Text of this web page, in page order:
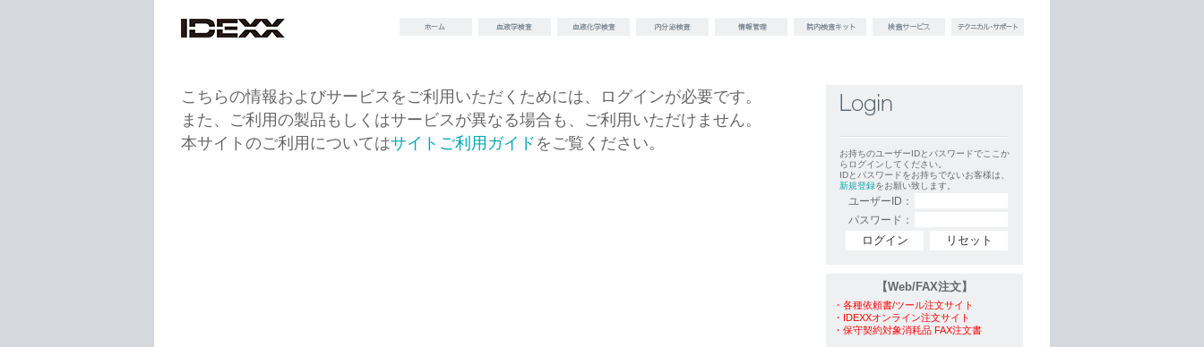
お持ちのユーザーIDとパスワードでここか
らログインしてください。
IDとパスワードをお持ちでないお客様は、
新規登録をお願い致します。
ユーザーID：
パスワード：
【Web/FAX注文】
・各種依頼書/ツール注文サイト
・IDEXXオンライン注文サイト
・保守契約対象消耗品 FAX注文書
こちらの情報およびサービスをご利用いただくためには、ログインが必要です。
また、ご利用の製品もしくはサービスが異なる場合も、ご利用いただけません。
本サイトのご利用についてはサイトご利用ガイド をご覧ください。